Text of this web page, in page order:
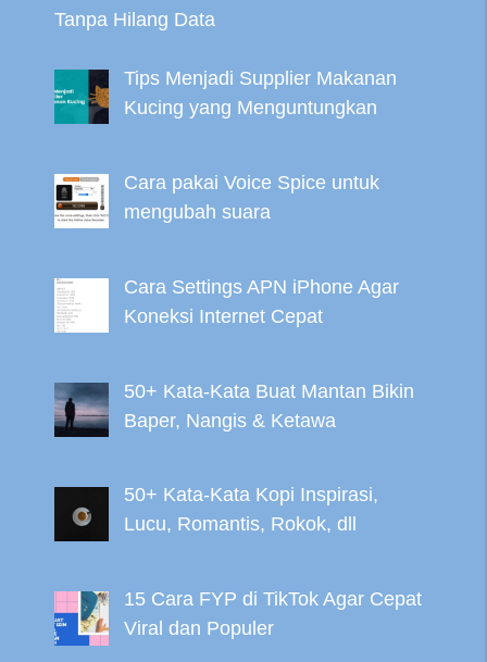
Tanpa Hilang Data
Tips Menjadi Supplier Makanan
Kucing yang Menguntungkan
Cara pakai Voice Spice untuk
mengubah suara
Cara Settings APN iPhone Agar
Koneksi Internet Cepat
50+ Kata-Kata Buat Mantan Bikin
Baper, Nangis & Ketawa
50+ Kata-Kata Kopi Inspirasi,
Lucu, Romantis, Rokok, dll
15 Cara FYP di TikTok Agar Cepat
Viral dan Populer